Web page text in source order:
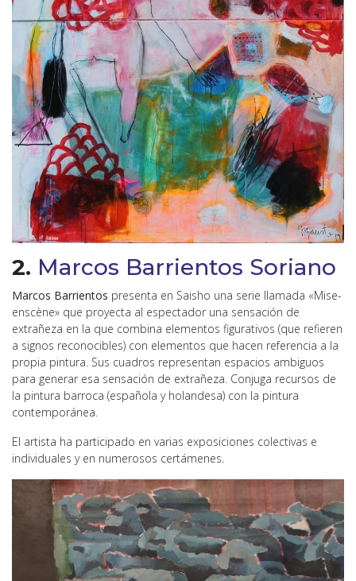
2. Marcos Barrientos Soriano
Marcos Barrientos presenta en Saisho una serie llamada «Mise-
enscène» que proyecta al espectador una sensación de
extrañeza en la que combina elementos figurativos (que refieren
a signos reconocibles) con elementos que hacen referencia a la
propia pintura. Sus cuadros representan espacios ambiguos
para generar esa sensación de extrañeza. Conjuga recursos de
la pintura barroca (española y holandesa) con la pintura
contemporánea.
El artista ha participado en varias exposiciones colectivas e
individuales y en numerosos certámenes.